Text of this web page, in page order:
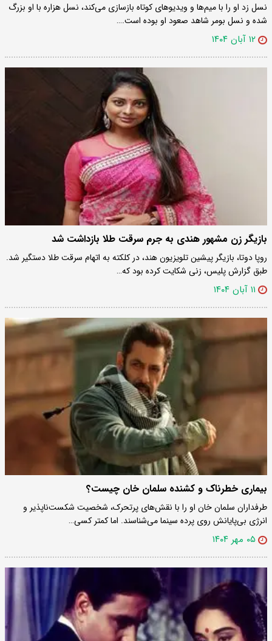
نسل زد او را با میم‌ها و ویدیوهای کوتاه بازسازی می‌کند، نسل هزاره با او بزرگ
شده و نسل بومر شاهد صعود او بوده است.…
۱۲ آبان ۱۴۰۴
بازیگر زن مشهور هندی به جرم سرقت طلا بازداشت شد
روپا دوتا، بازیگر پیشین تلویزیون هند، در کلکته به اتهام سرقت طلا دستگیر شد.
طبق گزارش پلیس، زنی شکایت کرده بود که…
۱۱ آبان ۱۴۰۴
بیماری خطرناک و کشنده سلمان خان چیست؟
طرفداران سلمان خان او را با نقش‌های پرتحرک، شخصیت شکست‌ناپذیر و
انرژی بی‌پایانش روی پرده سینما می‌شناسند. اما کمتر کسی…
۰۵ مهر ۱۴۰۴